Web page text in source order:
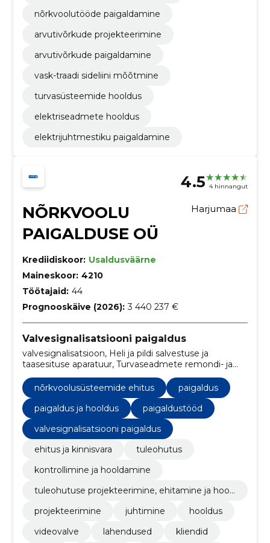
nõrkvoolutööde paigaldamine
arvutivõrkude projekteerimine
arvutivõrkude paigaldamine
vask-traadi sideliini mõõtmine
turvasüsteemide hooldus
elektriseadmete hooldus
elektrijuhtmestiku paigaldamine
4.5 4 hinnangut
NÕRKVOOLU
PAIGALDUSE OÜ
Harjumaa
Krediidiskoor: Usaldusväärne
Maineskoor: 4210
Töötajaid: 44
Prognooskäive (2026): 3 440 237 €
Valvesignalisatsiooni paigaldus
valvesignalisatsioon, Heli ja pildi salvestuse ja
taasesituse aparatuur, Turvaseadmete remondi- ja
ja hooldusteenused, tuleohutus, Kontrollimine ja
hooldamine, Tuleohutuse projekteerimine, ehitamine
ja hooldamine, Tuletõrjeseadmed,
Nõrkvoolusüsteemide ehitus, Projekteerimine
nõrkvoolusüsteemide ehitus
paigaldus
paigaldus ja hooldus
paigaldustööd
valvesignalisatsiooni paigaldus
ehitus ja kinnisvara
tuleohutus
kontrollimine ja hooldamine
tuleohutuse projekteerimine, ehitamine ja hool
projekteerimine
juhtimine
hooldus
videovalve
lahendused
kliendid